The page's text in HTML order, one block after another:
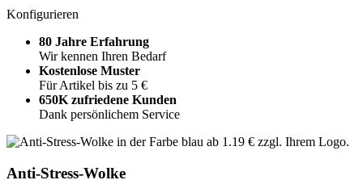
Konfigurieren
80 Jahre Erfahrung
Wir kennen Ihren Bedarf
Kostenlose Muster
Für Artikel bis zu 5 €
650K zufriedene Kunden
Dank persönlichem Service
Anti-Stress-Wolke